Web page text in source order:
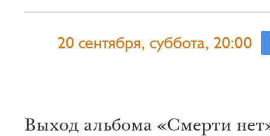
20 сентября, суббота, 20:00
Выход альбома «Смерти